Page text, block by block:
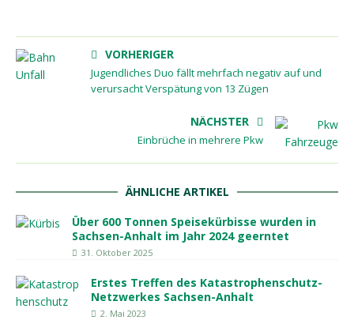
VORHERIGER
Jugendliches Duo fällt mehrfach negativ auf und
verursacht Verspätung von 13 Zügen
NÄCHSTER
Einbrüche in mehrere Pkw
ÄHNLICHE ARTIKEL
Über 600 Tonnen Speisekürbisse wurden in
Sachsen-Anhalt im Jahr 2024 geerntet
31. Oktober 2025
Erstes Treffen des Katastrophenschutz-
Netzwerkes Sachsen-Anhalt
2. Mai 2023